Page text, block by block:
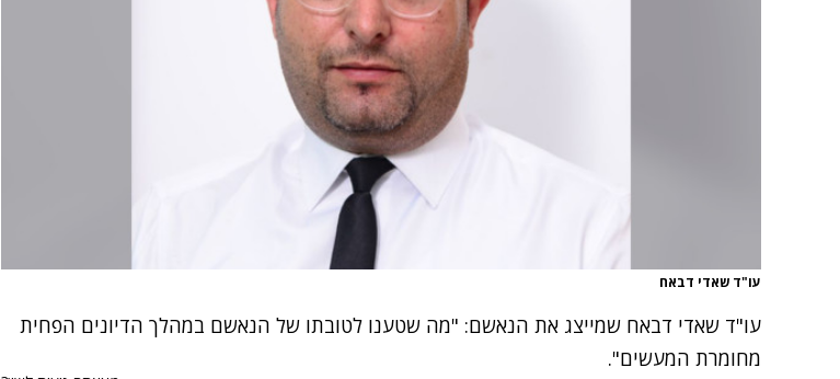
עו"ד שאדי דבאח
עו"ד שאדי דבאח שמייצג את הנאשם: "מה שטענו לטובתו של הנאשם במהלך הדיונים הפחית
מחומרת המעשים".